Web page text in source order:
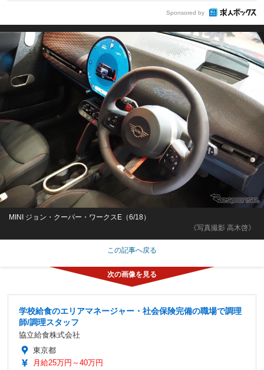
Sponsored by
《写真撮影 高木啓》
MINI ジョン・クーパー・ワークスE（6/18）
この記事へ戻る
学校給食のエリアマネージャー・社会保険完備の職場で調理
師/調理スタッフ
協立給食株式会社
東京都
月給25万円～40万円